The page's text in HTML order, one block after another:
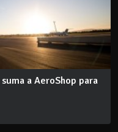
a AeroShop para